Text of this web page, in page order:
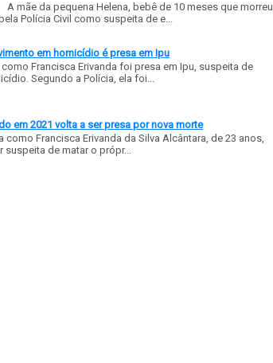
mãe da pequena Helena, bebê de 10 meses que morreu
Polícia Civil como suspeita de e...
em homicídio é presa em Ipu
Francisca Erivanda foi presa em Ipu, suspeita de
Segundo a Polícia, ela foi...
em 2021 volta a ser presa por nova morte
Francisca Erivanda da Silva Alcântara, de 23 anos,
de matar o própr...